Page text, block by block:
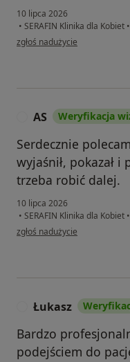
10 lipca 2026
• SERAFIN Klinika dla Kobiet •
w opinii użytkownika Artur
zgłoś nadużycie
AS Weryfikacja
Serdecznie
wyjaśnił, pokazał i
trzeba robić dalej.
10 lipca 2026
• SERAFIN Klinika dla Kobiet •
w opinii użytkownika AS
zgłoś nadużycie
Łukasz
Bardzo
podejściem do